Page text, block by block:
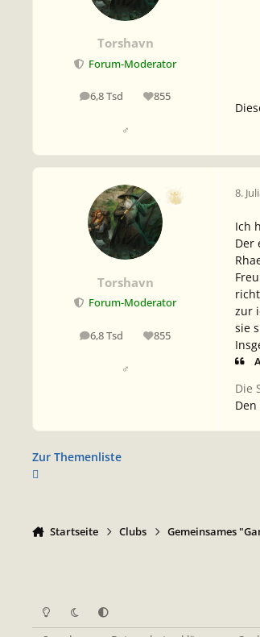
Torshavn
Forum-Moderator
6,8 Tsd
Beiträge 855
Reputation
♂
Torshavn
Forum-Moderator
6,8 Tsd
Beiträge 855
Reputation
♂
8. Juli
Ich
Der
zur
sie
Die
Zur Themenliste
Startseite Clubs Gemeinsames
Heller ModusDunkler Modus
Systemeinstellung